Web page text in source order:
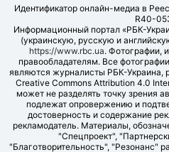
Идентификатор онлайн-медиа в
R40-
Информационный портал «РБК-
(украинскую, русскую и
https://www.rbc.ua. Фотографии,
правообладателям. Все
являются журналисты РБК-Украина,
Creative Commons Attribution 4.0
может не разделять точку зрения
подлежат опровержению и
достоверность и содержание
рекламодатель. Материалы,
"Спецпроект",
"Благотворительность", "Резонанс"